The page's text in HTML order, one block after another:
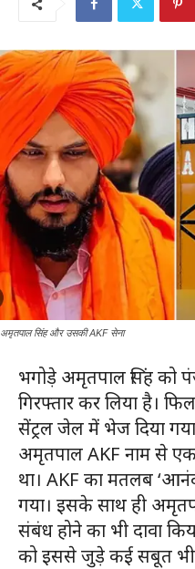
अमृतपाल सिंह और उसकी AKF सेना
भगोड़े अमृतपाल सिंह को
गिरफ्तार कर लिया है।
सेंट्रल जेल में भेज दिया
अमृतपाल AKF नाम से एक
था। AKF का मतलब
गया। इसके साथ ही
संबंध होने का भी दावा
को इससे जुड़े कई सबूत